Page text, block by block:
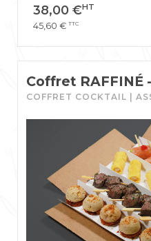
38,00 €HT
45,60 € TTC
Coffret RAFFINÉ
COFFRET COCKTAIL |